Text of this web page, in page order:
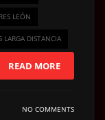
LEÓN
LARGA DISTANCIA
READ MORE
NO COMMENTS